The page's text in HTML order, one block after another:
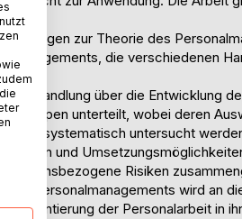
zur Theorie des
die verschiedenen
Abhandlung über die Entwicklung
Gruppen unterteilt, wobei deren
systematisch untersucht
und
Risiken
des Personalmanagements wird an
Orientierung der Personalarbeit in